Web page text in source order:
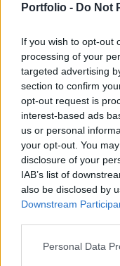
Portfolio - Do Not
If you wish to opt-out
processing of your
targeted advertising
section to confirm
opt-out request is
interest-based ads
us or personal
your opt-out. You
disclosure of your
IAB’s list of
also be disclosed by
Downstream
Personal Data
mutat erősödést,
gyógyszergyártók és
legjelentősebb.A
mindössze 8%-kal
kiskereskedőnek
júniusban, amely az
elmúlt háromnegyed...
KEDVES
regisztrációhoz